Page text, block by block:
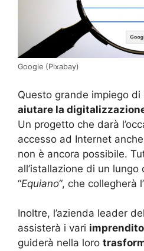
Google (Pixabay)
Questo grande impiego
aiutare la
Un progetto che darà
accesso ad Internet
non è ancora possibile.
all’istallazione di un
“Equiano“, che collegherà l’
Inoltre, l’azienda leader
assisterà i vari
guiderà nella loro